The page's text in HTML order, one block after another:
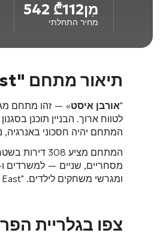
מִן ₾112 542
מחיר התחלתי
תיאור מתחם "Urban East"
"אורבן איסט» — זהו מתחם
לטווח ארוך. הבניין תוכנן
המתחם יהיה חסכוני
המתחם מציע 308 דירות
בשטח שבין
מסחריים, שניים — למשרדים ו-14 —
ומגרשי משחקים לילדים. "Urban East" הוא מתחם מתוכנן בקפידה, המציע חיים נוחים באזור המתפתח בקצב מהיר של הבירה.
צפו בגלריית